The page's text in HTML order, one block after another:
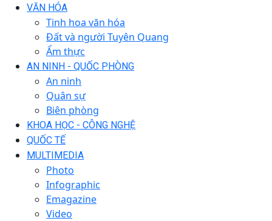
VĂN HÓA
Tinh hoa văn hóa
Đất và người Tuyên Quang
Ẩm thực
AN NINH - QUỐC PHÒNG
An ninh
Quân sự
Biên phòng
KHOA HỌC - CÔNG NGHỆ
QUỐC TẾ
MULTIMEDIA
Photo
Infographic
Emagazine
Video